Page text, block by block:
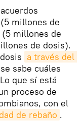
millones de
millones de
de dosis).
a través del
sabe cuáles
que sí está
proceso de
con el
de rebaño .